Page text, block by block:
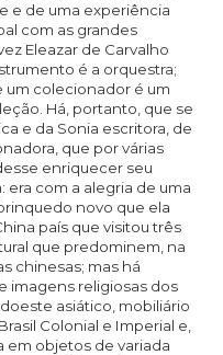
e de uma experiência
com as grandes
Eleazar de Carvalho
é a orquestra;
um colecionador é um
Há, portanto, que se
e da Sonia escritora, de
que por várias
enriquecer seu
com a alegria de uma
novo que ela
país que visitou três
que predominem, na
chinesas; mas há
imagens religiosas dos
asiático, mobiliário
Colonial e Imperial e,
em objetos de variada